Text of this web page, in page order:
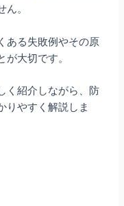
。
ある失敗例やその原
大切です。
く紹介しながら、防
りやすく解説しま